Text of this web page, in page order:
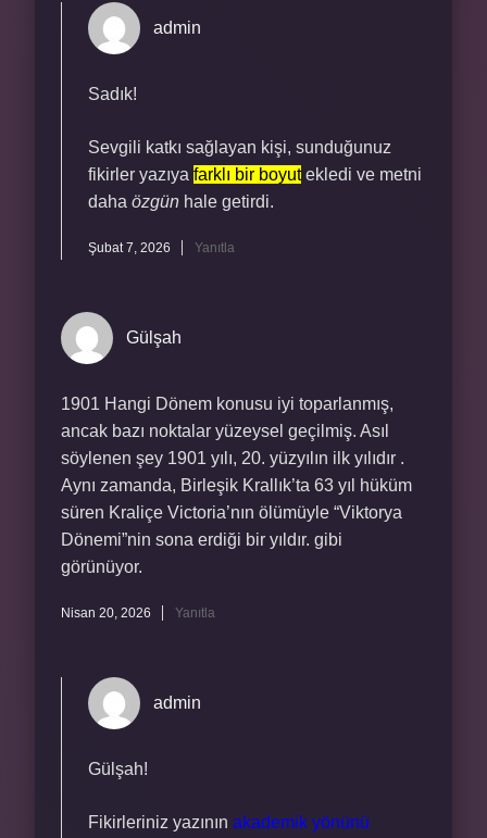
admin
Sadık!
Sevgili katkı sağlayan kişi, sunduğunuz
fikirler yazıya farklı bir boyut ekledi ve metni
daha özgün hale getirdi.
Şubat 7, 2026 Yanıtla
Gülşah
1901 Hangi Dönem konusu iyi toparlanmış,
ancak bazı noktalar yüzeysel geçilmiş. Asıl
söylenen şey 1901 yılı, 20. yüzyılın ilk yılıdır .
Aynı zamanda, Birleşik Krallık’ta 63 yıl hüküm
süren Kraliçe Victoria’nın ölümüyle “Viktorya
Dönemi”nin sona erdiği bir yıldır. gibi
görünüyor.
Nisan 20, 2026 Yanıtla
admin
Gülşah!
Fikirleriniz yazının akademik yönünü